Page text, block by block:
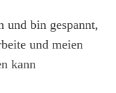
und bin gespannt,
und meien
kann